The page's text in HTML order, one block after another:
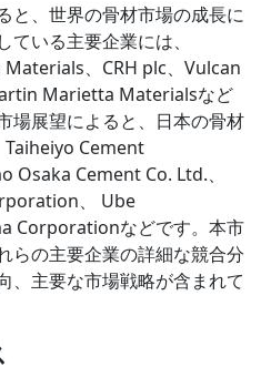
と、世界の骨材市場の成長に
いる主要企業には、
、CRH plc、Vulcan
Marietta Materialsなど
場展望によると、日本の骨材
Taiheiyo Cement
Cement Co. Ltd.、
、 Ube
Corporationなどです。本市
らの主要企業の詳細な競合分
、主要な市場戦略が含まれて